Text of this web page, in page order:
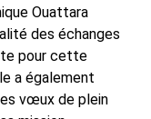
Ouattara
des échanges
pour cette
a également
vœux de plein